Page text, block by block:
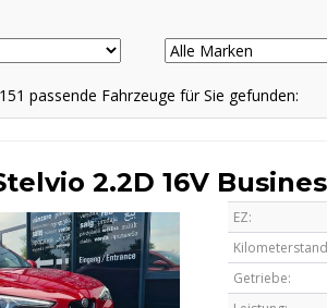
passende Fahrzeuge für Sie gefunden:
2.2D 16V
EZ:
Getriebe: